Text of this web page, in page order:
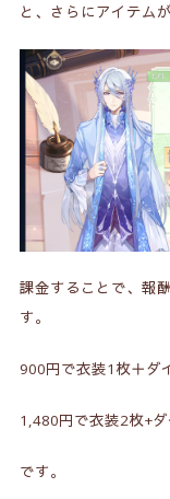
と、さらにアイテム
課金することで、報
す。
900円で衣装1枚＋ダ
1,480円で衣装2枚+
です。